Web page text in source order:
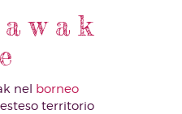
nel borneo
territorio